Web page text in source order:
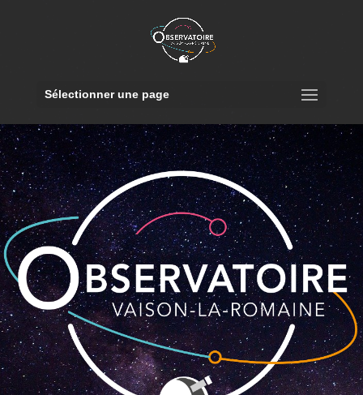
Sélectionner une page